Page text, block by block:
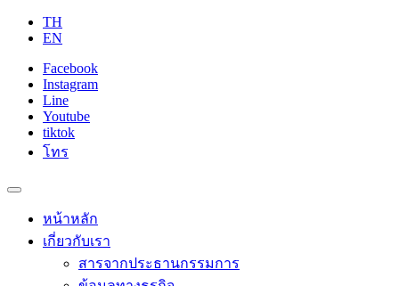
TH
EN
Facebook
Instagram
Line
Youtube
tiktok
โทร
หน้าหลัก
เกี่ยวกับเรา
สารจากประธานกรรมการ